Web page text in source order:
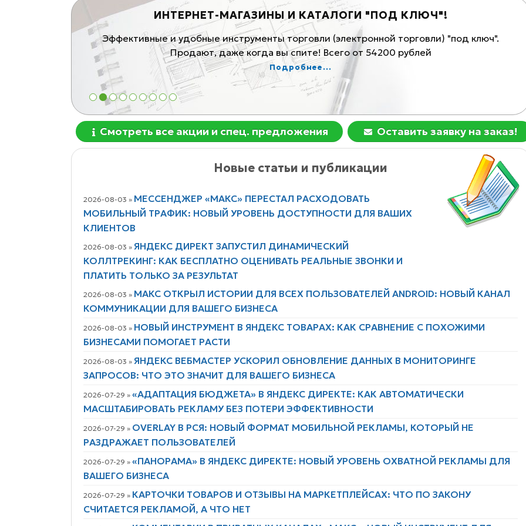
ИНТЕРНЕТ-МАГАЗИНЫ И КАТАЛОГИ "ПОД КЛЮЧ"!
Эффективные и удобные инструменты торговли (электронной торговли) "под ключ".
Продают, даже когда вы спите! Всего от 54200 рублей
Подробнее...
Смотреть все акции и спец. предложения Оставить заявку на заказ!
Новые статьи и публикации
2026-08-03 » МЕССЕНДЖЕР «МАКС» ПЕРЕСТАЛ РАСХОДОВАТЬ
МОБИЛЬНЫЙ ТРАФИК: НОВЫЙ УРОВЕНЬ ДОСТУПНОСТИ ДЛЯ ВАШИХ
КЛИЕНТОВ
2026-08-03 » ЯНДЕКС ДИРЕКТ ЗАПУСТИЛ ДИНАМИЧЕСКИЙ
КОЛЛТРЕКИНГ: КАК БЕСПЛАТНО ОЦЕНИВАТЬ РЕАЛЬНЫЕ ЗВОНКИ И
ПЛАТИТЬ ТОЛЬКО ЗА РЕЗУЛЬТАТ
2026-08-03 » МАКС ОТКРЫЛ ИСТОРИИ ДЛЯ ВСЕХ ПОЛЬЗОВАТЕЛЕЙ ANDROID: НОВЫЙ КАНАЛ
КОММУНИКАЦИИ ДЛЯ ВАШЕГО БИЗНЕСА
2026-08-03 » НОВЫЙ ИНСТРУМЕНТ В ЯНДЕКС ТОВАРАХ: КАК СРАВНЕНИЕ С ПОХОЖИМИ
БИЗНЕСАМИ ПОМОГАЕТ РАСТИ
2026-08-03 » ЯНДЕКС ВЕБМАСТЕР УСКОРИЛ ОБНОВЛЕНИЕ ДАННЫХ В МОНИТОРИНГЕ
ЗАПРОСОВ: ЧТО ЭТО ЗНАЧИТ ДЛЯ ВАШЕГО БИЗНЕСА
2026-07-29 » «АДАПТАЦИЯ БЮДЖЕТА» В ЯНДЕКС ДИРЕКТЕ: КАК АВТОМАТИЧЕСКИ
МАСШТАБИРОВАТЬ РЕКЛАМУ БЕЗ ПОТЕРИ ЭФФЕКТИВНОСТИ
2026-07-29 » OVERLAY В РСЯ: НОВЫЙ ФОРМАТ МОБИЛЬНОЙ РЕКЛАМЫ, КОТОРЫЙ НЕ
РАЗДРАЖАЕТ ПОЛЬЗОВАТЕЛЕЙ
2026-07-29 » «ПАНОРАМА» В ЯНДЕКС ДИРЕКТЕ: НОВЫЙ УРОВЕНЬ ОХВАТНОЙ РЕКЛАМЫ ДЛЯ
ВАШЕГО БИЗНЕСА
2026-07-29 » КАРТОЧКИ ТОВАРОВ И ОТЗЫВЫ НА МАРКЕТПЛЕЙСАХ: ЧТО ПО ЗАКОНУ
СЧИТАЕТСЯ РЕКЛАМОЙ, А ЧТО НЕТ